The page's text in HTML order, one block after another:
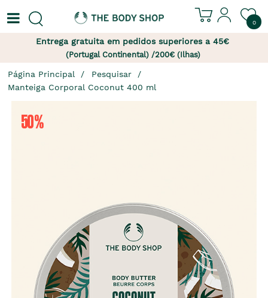
0
Entrega gratuita em pedidos superiores a 45€
(Portugal Continental) /200€ (Ilhas)
Página Principal
Pesquisar
Manteiga Corporal Coconut 400 ml